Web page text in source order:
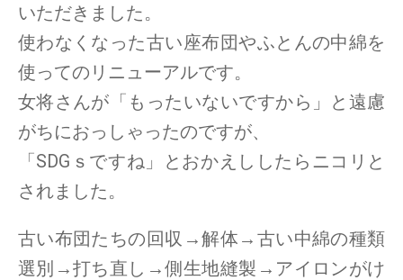
いただきました。
使わなくなった古い座布団やふとんの中綿を
使ってのリニューアルです。
女将さんが「もったいないですから」と遠慮
がちにおっしゃったのですが、
「SDGｓですね」とおかえししたらニコリと
されました。
古い布団たちの回収→解体→古い中綿の種類
選別→打ち直し→側生地縫製→アイロンがけ